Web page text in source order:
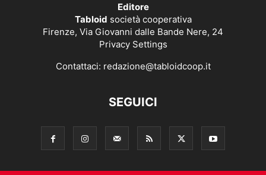
Editore
Tabloid società cooperativa
Firenze, Via Giovanni dalle Bande Nere, 24
Privacy Settings
Contattaci: redazione@tabloidcoop.it
SEGUICI